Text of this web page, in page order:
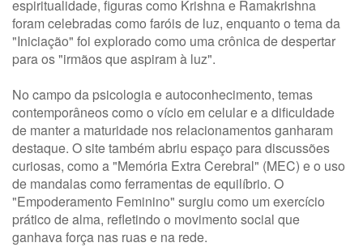
espiritualidade, figuras como Krishna e Ramakrishna
foram celebradas como faróis de luz, enquanto o tema da
"Iniciação" foi explorado como uma crônica de despertar
para os "irmãos que aspiram à luz".
No campo da psicologia e autoconhecimento, temas
contemporâneos como o vício em celular e a dificuldade
de manter a maturidade nos relacionamentos ganharam
destaque. O site também abriu espaço para discussões
curiosas, como a "Memória Extra Cerebral" (MEC) e o uso
de mandalas como ferramentas de equilíbrio. O
"Empoderamento Feminino" surgiu como um exercício
prático de alma, refletindo o movimento social que
ganhava força nas ruas e na rede.